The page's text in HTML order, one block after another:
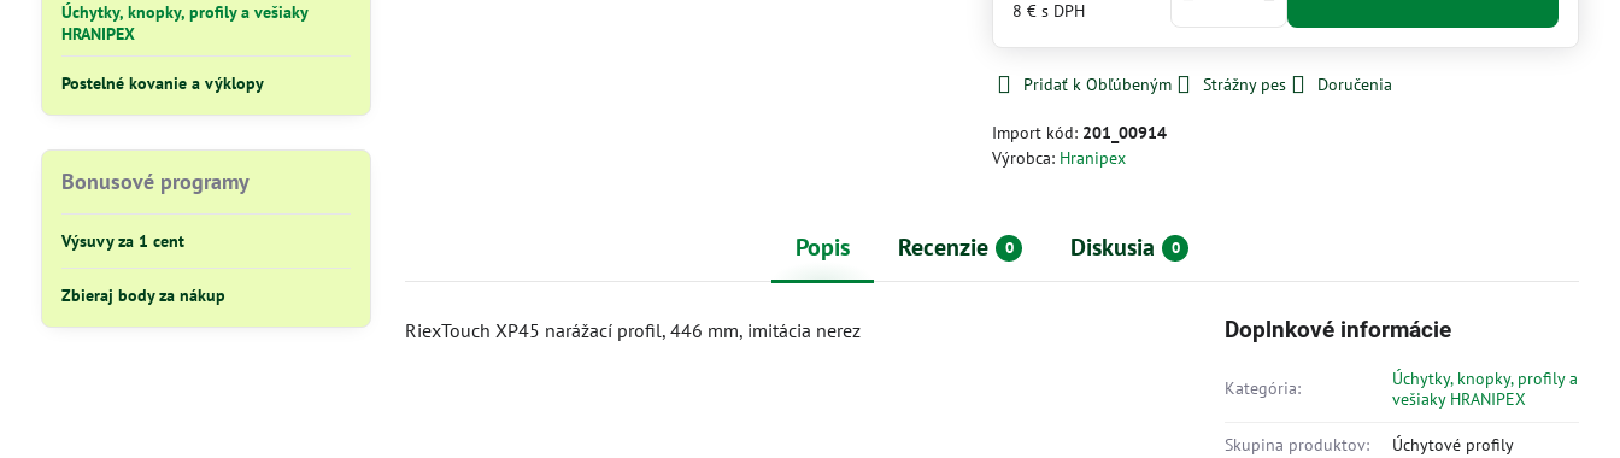
8 €s DPH
Pridať k Obľúbeným Strážny pes Doručenia
Import kód: 201_00914
Výrobca: Hranipex
Popis Recenzie 0 Diskusia 0
RiexTouch XP45 narážací profil, 446 mm, imitácia nerez Doplnkové informácie
Kategória:
Úchytky, knopky, profily a
vešiaky HRANIPEX
Skupina produktov: Úchytové profily
Úchytky, knopky, profily a vešiaky
HRANIPEX
Postelné kovanie a výklopy
Bonusové programy
Výsuvy za 1 cent
Zbieraj body za nákup